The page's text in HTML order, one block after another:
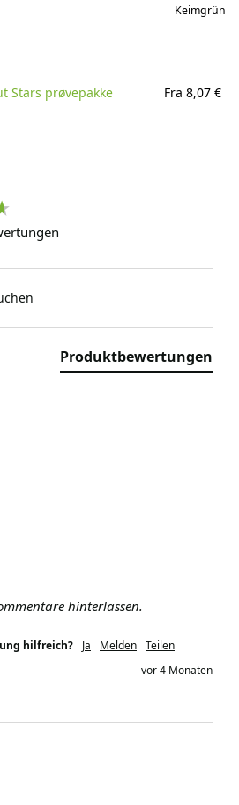
Keimgrün
Stars prøvepakke Fra 8,07 €
Produktbewertungen
hinterlassen.
hilfreich? Ja Melden Teilen
vor 4 Monaten